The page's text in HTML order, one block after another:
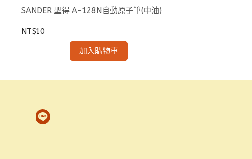
SANDER 聖得 A-128N自動原子筆(中油)
NT$10
加入購物車